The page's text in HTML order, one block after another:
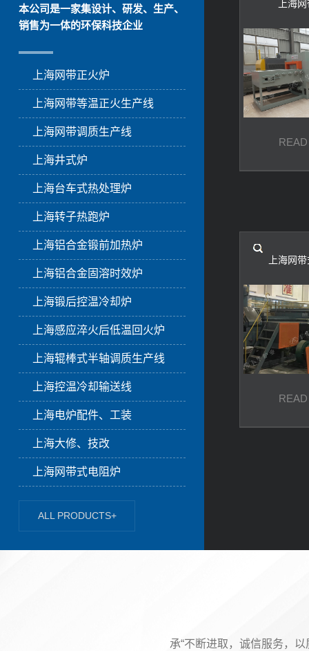
本公司是一家集设计、研发、生产、
销售为一体的环保科技企业
上海网带正火炉
上海网带等温正火生产线
上海网带调质生产线
上海井式炉
上海台车式热处理炉
上海转子热跑炉
上海铝合金锻前加热炉
上海铝合金固溶时效炉
上海锻后控温冷却炉
上海感应淬火后低温回火炉
上海辊棒式半轴调质生产线
上海控温冷却输送线
上海电炉配件、工装
上海大修、技改
上海网带式电阻炉
ALL PRODUCTS+
上海
上海网
承“不断进取，诚信服务，